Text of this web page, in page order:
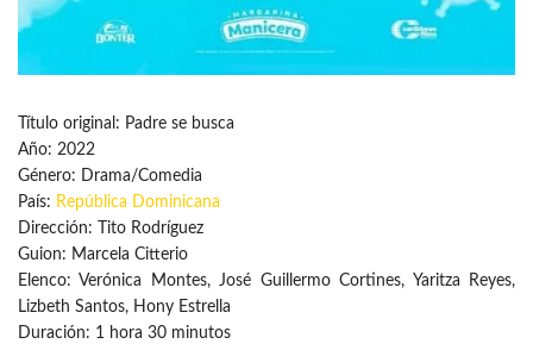
Título original: Padre se busca
Año: 2022
Género: Drama/Comedia
País: República Dominicana
Dirección: Tito Rodríguez
Guion: Marcela Citterio
Elenco: Verónica Montes, José Guillermo Cortines, Yaritza Reyes,
Lizbeth Santos, Hony Estrella
Duración: 1 hora 30 minutos